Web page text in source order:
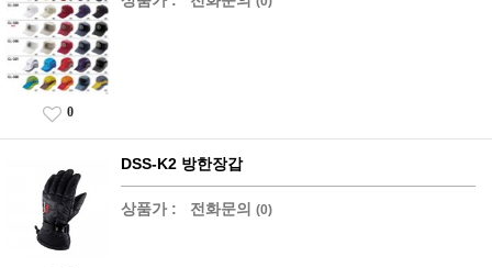
0
DSS-K2 방한장갑
상품가 : 전화문의 (0)